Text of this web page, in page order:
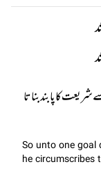
کا پابند بناتا
So unto one goal
he